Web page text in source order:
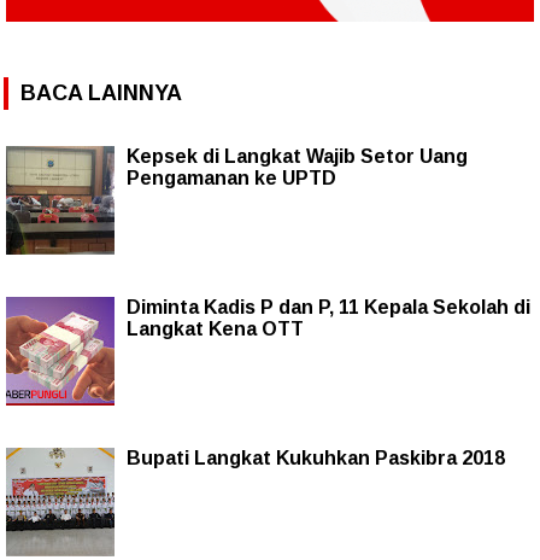
BACA LAINNYA
Kepsek di Langkat Wajib Setor Uang
Pengamanan ke UPTD
Diminta Kadis P dan P, 11 Kepala Sekolah di
Langkat Kena OTT
Bupati Langkat Kukuhkan Paskibra 2018